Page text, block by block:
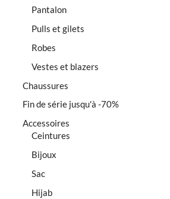
Pantalon
Pulls et gilets
Robes
Vestes et blazers
Chaussures
Fin de série jusqu'à -70%
Accessoires
Ceintures
Bijoux
Sac
Hijab